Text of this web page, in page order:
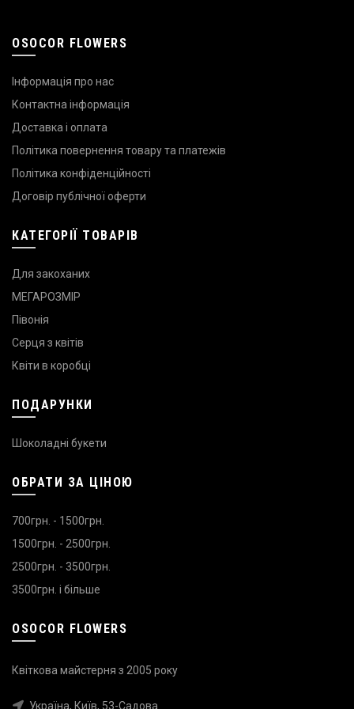
OSOCOR FLOWERS
Інформація про нас
Контактна інформація
Доставка і оплата
Політика повернення товару та платежів
Політика конфіденційності
Договір публічної оферти
КАТЕГОРІЇ ТОВАРІВ
Для закоханих
МЕГАРОЗМІР
Півонія
Серця з квітів
Квіти в коробці
ПОДАРУНКИ
Шоколадні букети
ОБРАТИ ЗА ЦІНОЮ
700грн. - 1500грн.
1500грн. - 2500грн.
2500грн. - 3500грн.
3500грн. і більше
OSOCOR FLOWERS
Квіткова майстерня з 2005 року
Україна, Київ, 53-Садова